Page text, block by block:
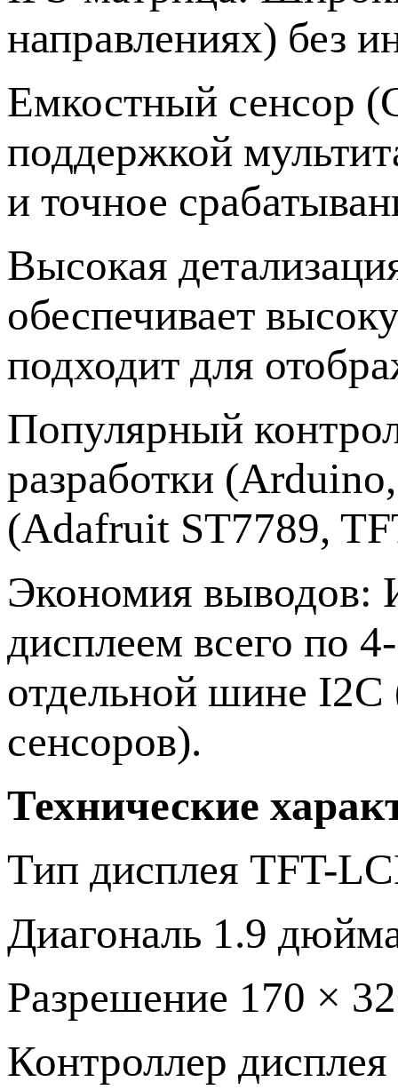
направлениях) без
Емкостный сенсор
поддержкой
и точное
Высокая
обеспечивает
подходит для
Популярный
разработки
(Adafruit ST7789,
Экономия выводов:
дисплеем всего по
отдельной шине I2C
сенсоров).
Технические
Тип дисплея TFT-
Диагональ 1.9
Разрешение 170 ×
Контроллер